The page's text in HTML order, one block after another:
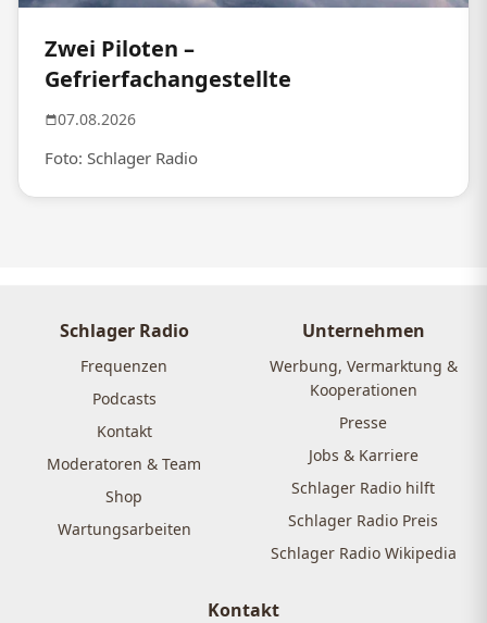
Zwei Piloten –
Gefrierfachangestellte
07.08.2026
Foto: Schlager Radio
Schlager Radio
Frequenzen
Podcasts
Kontakt
Moderatoren & Team
Shop
Wartungsarbeiten
Unternehmen
Werbung, Vermarktung &
Kooperationen
Presse
Jobs & Karriere
Schlager Radio hilft
Schlager Radio Preis
Schlager Radio Wikipedia
Kontakt